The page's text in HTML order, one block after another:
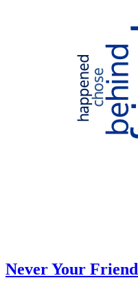
Never Your Friend